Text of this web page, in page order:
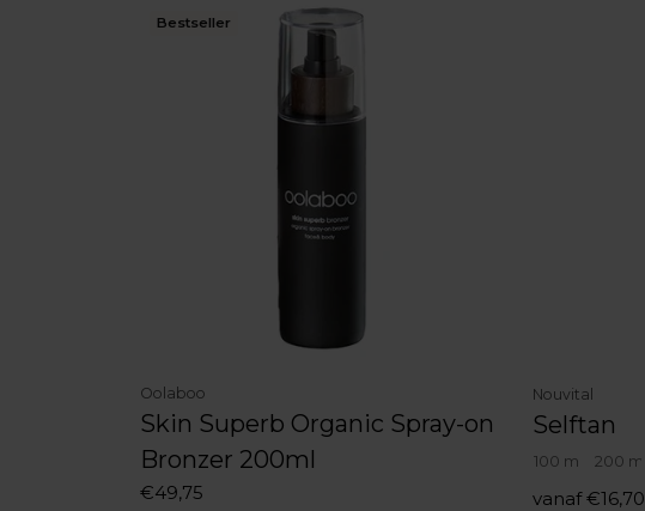
Bestseller
Oolaboo
Skin Superb Organic Spray-on
Bronzer 200ml
€49,75
Nouvital
Selftan
Size
100 ml 200 ml
vanaf €16,70